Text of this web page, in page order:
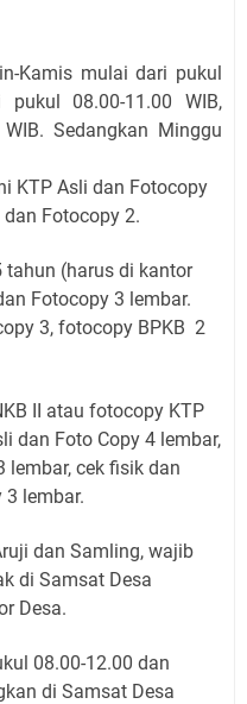
Kamis mulai dari pukul
08.00-11.00 WIB,
Sedangkan Minggu
KTP Asli dan Fotocopy
Fotocopy 2.
tahun (harus di kantor
Fotocopy 3 lembar.
3, fotocopy BPKB 2
II atau fotocopy KTP
dan Foto Copy 4 lembar,
lembar, cek fisik dan
lembar.
dan Samling, wajib
di Samsat Desa
Desa.
08.00-12.00 dan
di Samsat Desa